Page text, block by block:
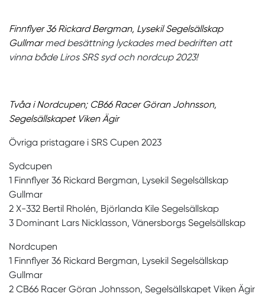
Finnflyer 36 Rickard Bergman, Lysekil Segelsällskap
Gullmarmed besättning lyckades med bedriften att
vinna både Liros SRS syd och nordcup 2023!
Tvåa i Nordcupen; CB66 Racer Göran Johnsson,
Segelsällskapet Viken Ägir
Övriga pristagare i SRS Cupen 2023
Sydcupen
1 Finnflyer 36 Rickard Bergman, Lysekil Segelsällskap
Gullmar
2 X-332 Bertil Rholén, Björlanda Kile Segelsällskap
3 Dominant Lars Nicklasson, Vänersborgs Segelsällskap
Nordcupen
1 Finnflyer 36 Rickard Bergman, Lysekil Segelsällskap
Gullmar
2 CB66 Racer Göran Johnsson, Segelsällskapet Viken Ägir